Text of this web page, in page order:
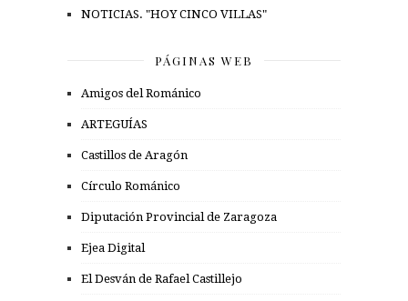
NOTICIAS. "HOY CINCO VILLAS"
PÁGINAS WEB
Amigos del Románico
ARTEGUÍAS
Castillos de Aragón
Círculo Románico
Diputación Provincial de Zaragoza
Ejea Digital
El Desván de Rafael Castillejo